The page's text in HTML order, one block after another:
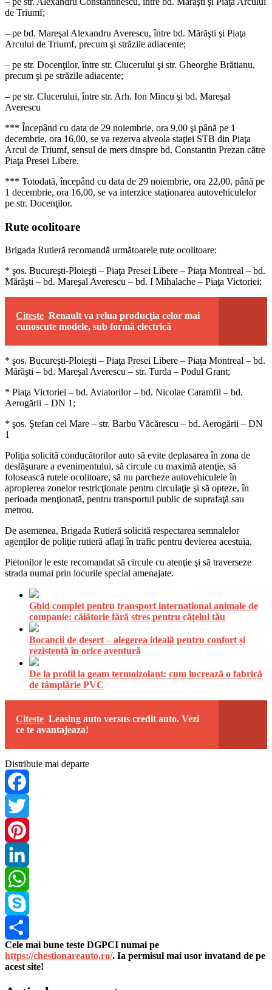
de Triumf;
– pe bd. Mareşal Alexandru Averescu, între bd. Mărăşti şi Piaţa
Arcului de Triumf, precum şi străzile adiacente;
– pe str. Docenţilor, între str. Clucerului şi str. Gheorghe Brătianu,
precum şi pe străzile adiacente;
– pe str. Clucerului, între str. Arh. Ion Mincu şi bd. Mareşal
Averescu
*** Începând cu data de 29 noiembrie, ora 9,00 şi până pe 1
decembrie, ora 16,00, se va rezerva alveola staţiei STB din Piaţa
Arcul de Triumf, sensul de mers dinspre bd. Constantin Prezan către
Piaţa Presei Libere.
*** Totodată, începând cu data de 29 noiembrie, ora 22,00, până pe
1 decembrie, ora 16,00, se va interzice staţionarea autovehiculelor
pe str. Docenţilor.
Rute ocolitoare
Brigada Rutieră recomandă următoarele rute ocolitoare:
* şos. Bucureşti-Ploieşti – Piaţa Presei Libere – Piaţa Montreal – bd.
Mărăşti – bd. Mareşal Averescu – bd. I Mihalache – Piaţa Victoriei;
Citeste Renault va relua producția celor mai
cunoscute modele, sub formă electrică
* şos. Bucureşti-Ploieşti – Piaţa Presei Libere – Piaţa Montreal – bd.
Mărăşti – bd. Mareşal Averescu – str. Turda – Podul Grant;
* Piaţa Victoriei – bd. Aviatorilor – bd. Nicolae Caramfil – bd.
Aerogării – DN 1;
* şos. Ştefan cel Mare – str. Barbu Văcărescu – bd. Aerogării – DN
1
Poliţia solicită conducătorilor auto să evite deplasarea în zona de
desfăşurare a evenimentului, să circule cu maximă atenţie, să
folosească rutele ocolitoare, să nu parcheze autovehiculele în
apropierea zonelor restricţionate pentru circulaţie şi să opteze, în
perioada menţionată, pentru transportul public de suprafaţă sau
metrou.
De asemenea, Brigada Rutieră solicită respectarea semnalelor
agenţilor de poliţie rutieră aflaţi în trafic pentru devierea acestuia.
Pietonilor le este recomandat să circule cu atenţie şi să traverseze
strada numai prin locurile special amenajate.
Ghid complet pentru transport internațional animale de
companie: călătorie fără stres pentru cățelul tău
Bocancii de deșert – alegerea ideală pentru confort și
rezistență în orice aventură
De la profil la geam termoizolant: cum lucrează o fabrică
de tâmplărie PVC
Citeste Leasing auto versus credit auto. Vezi
ce te avantajeaza!
Distribuie mai departe
Facebook
Twitter
Pinterest
LinkedIn
WhatsApp
Skype
Share
Cele mai bune teste DGPCI numai pe
https://chestionareauto.ro/. Ia permisul mai usor invatand de pe
acest site!